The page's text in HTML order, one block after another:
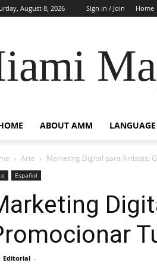
August 8, 2026 Sign in / Join Home
ABOUT AMM LANGUAGE
Arte Marketing Digital para Artistas:
Español
Editorial -